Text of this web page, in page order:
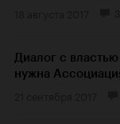
Диалог с
нужна